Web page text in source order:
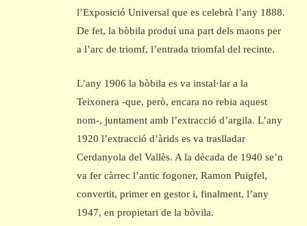
l’Exposició Universal que es celebrà l’any 1888.
De fet, la bòbila produí una part dels maons per
a l’arc de triomf, l’entrada triomfal del recinte.
L’any 1906 la bòbila es va instal·lar a la
Teixonera -que, però, encara no rebia aquest
nom-, juntament amb l’extracció d’argila. L’any
1920 l’extracció d’àrids es va traslladar
Cerdanyola del Vallès. A la dècada de 1940 se’n
va fer càrrec l’antic fogoner, Ramon Puigfel,
convertit, primer en gestor i, finalment, l’any
1947, en propietari de la bòvila.